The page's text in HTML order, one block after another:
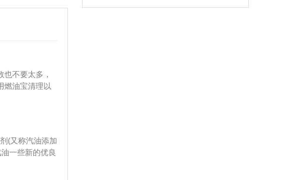
不要太多，
燃油宝清理以
常使用或一次
建议使用燃
样不建议使
如果想要通过
。4、如果车
修机构进行清
(又称汽油添加
一些新的优良
磨损、保护引
响；<&list>3.稳定器的转向胶套和球头